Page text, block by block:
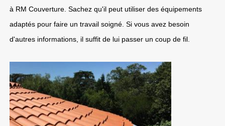
à RM Couverture. Sachez qu'il peut utiliser des équipements
adaptés pour faire un travail soigné. Si vous avez besoin
d'autres informations, il suffit de lui passer un coup de fil.